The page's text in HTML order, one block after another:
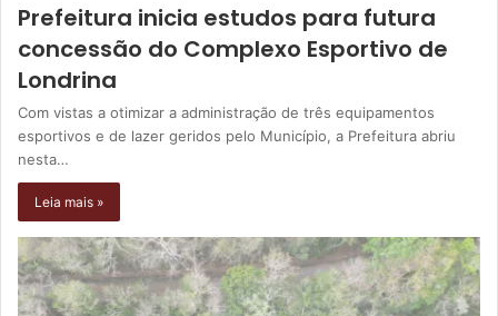
Prefeitura inicia estudos para futura
concessão do Complexo Esportivo de
Londrina
Com vistas a otimizar a administração de três equipamentos
esportivos e de lazer geridos pelo Município, a Prefeitura abriu
nesta…
Leia mais »